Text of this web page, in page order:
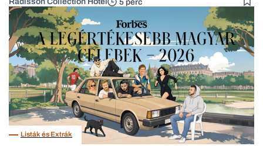
5 perc
Listák és Extrák